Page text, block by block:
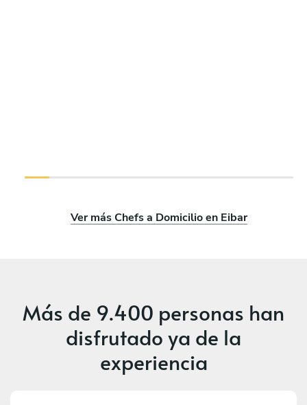
Ver más Chefs a Domicilio en Eibar
Más de 9.400 personas han
disfrutado ya de la
experiencia